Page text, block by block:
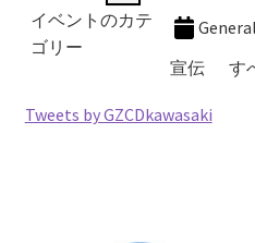
他サイト
イベントのカテ
ゴリー
General
宣伝
す
Tweets by GZCDkawasaki